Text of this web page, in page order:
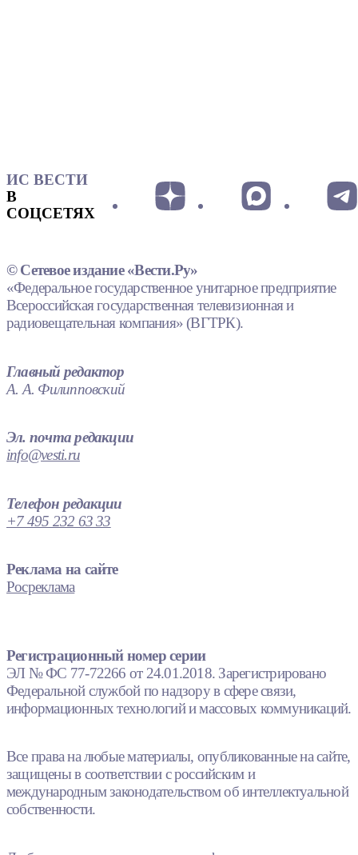
ИС ВЕСТИ
В
СОЦСЕТЯХ
© Сетевое издание «Вести.Ру»
«Федеральное государственное унитарное предприятие
Всероссийская государственная телевизионная и
радиовещательная компания» (ВГТРК).
Главный редактор
А. А. Филипповский
Эл. почта редакции
info@vesti.ru
Телефон редакции
+7 495 232 63 33
Реклама на сайте
Росреклама
Регистрационный номер серии
ЭЛ № ФС 77-72266 от 24.01.2018. Зарегистрировано
Федеральной службой по надзору в сфере связи,
информационных технологий и массовых коммуникаций.
Все права на любые материалы, опубликованные на сайте,
защищены в соответствии с российским и
международным законодательством об интеллектуальной
собственности.